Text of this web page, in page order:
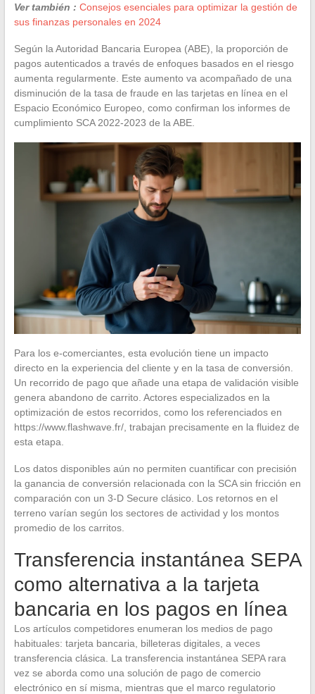
Ver también : Consejos esenciales para optimizar la gestión de
sus finanzas personales en 2024
Según la Autoridad Bancaria Europea (ABE), la proporción de
pagos autenticados a través de enfoques basados en el riesgo
aumenta regularmente. Este aumento va acompañado de una
disminución de la tasa de fraude en las tarjetas en línea en el
Espacio Económico Europeo, como confirman los informes de
cumplimiento SCA 2022-2023 de la ABE.
Para los e-comerciantes, esta evolución tiene un impacto
directo en la experiencia del cliente y en la tasa de conversión.
Un recorrido de pago que añade una etapa de validación visible
genera abandono de carrito. Actores especializados en la
optimización de estos recorridos, como los referenciados en
https://www.flashwave.fr/, trabajan precisamente en la fluidez de
esta etapa.
Los datos disponibles aún no permiten cuantificar con precisión
la ganancia de conversión relacionada con la SCA sin fricción en
comparación con un 3-D Secure clásico. Los retornos en el
terreno varían según los sectores de actividad y los montos
promedio de los carritos.
Transferencia instantánea SEPA
como alternativa a la tarjeta
bancaria en los pagos en línea
Los artículos competidores enumeran los medios de pago
habituales: tarjeta bancaria, billeteras digitales, a veces
transferencia clásica. La transferencia instantánea SEPA rara
vez se aborda como una solución de pago de comercio
electrónico en sí misma, mientras que el marco regulatorio